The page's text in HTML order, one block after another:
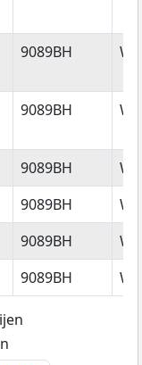
9089BH
9089BH
9089BH
9089BH
9089BH
9089BH